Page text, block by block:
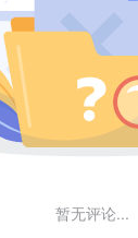
暂无评论...